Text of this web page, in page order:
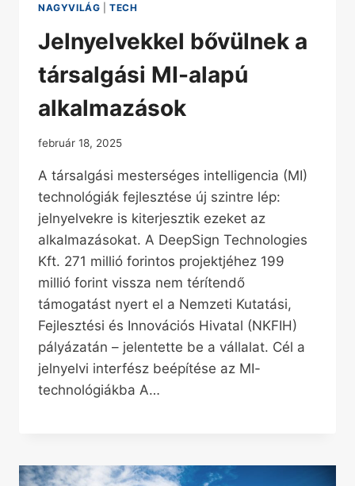
NAGYVILÁG |TECH
Jelnyelvekkel bővülnek a
társalgási MI-alapú
alkalmazások
február 18, 2025
A társalgási mesterséges intelligencia (MI)
technológiák fejlesztése új szintre lép:
jelnyelvekre is kiterjesztik ezeket az
alkalmazásokat. A DeepSign Technologies
Kft. 271 millió forintos projektjéhez 199
millió forint vissza nem térítendő
támogatást nyert el a Nemzeti Kutatási,
Fejlesztési és Innovációs Hivatal (NKFIH)
pályázatán – jelentette be a vállalat. Cél a
jelnyelvi interfész beépítése az MI-
technológiákba A…